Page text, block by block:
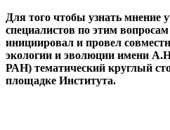
Для того чтобы узнать
специалистов по этим
инициировал и провел
экологии и эволюции имени
РАН) тематический круглый
площадке Института.